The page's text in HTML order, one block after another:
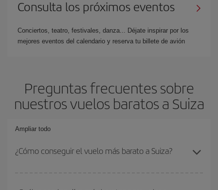
Consulta los próximos eventos
Conciertos, teatro, festivales, danza... Déjate inspirar por los
mejores eventos del calendario y reserva tu billete de avión
Preguntas frecuentes sobre
nuestros vuelos baratos a Suiza
Ampliar todo
¿Cómo conseguir el vuelo más barato a Suiza?
barato si evitas temporadas altas, compras con antelación y